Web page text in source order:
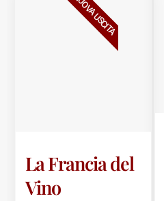
La Francia del
Vino
NUOVA USCITA